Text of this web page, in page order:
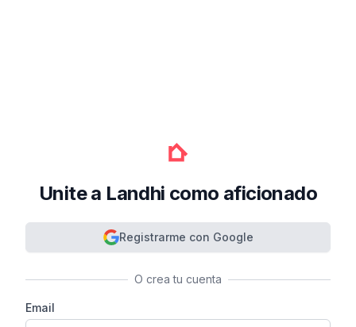
Unite a Landhi como aficionado
Registrarme con Google
O crea tu cuenta
Email